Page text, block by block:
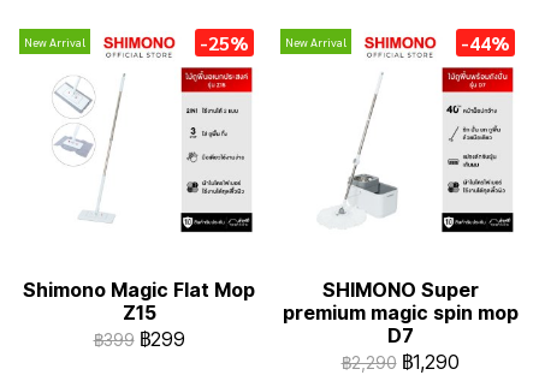
New Arrival -25%
Shimono Magic Flat Mop
Z15
฿399 ฿299
New Arrival -44%
SHIMONO Super
premium magic spin mop
D7
฿2,290 ฿1,290